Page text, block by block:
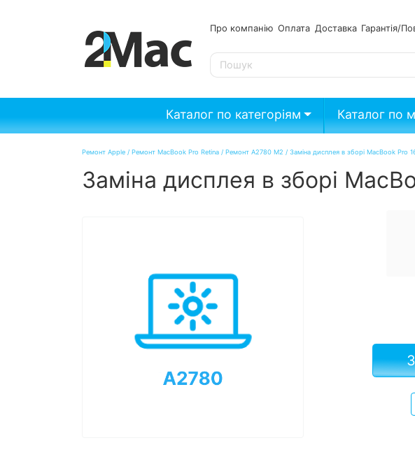
Про компанію Оплата Доставка
SE
Каталог по категоріям Каталог по
Ремонт Apple / Ремонт MacBook Pro Retina / Ремонт A2780 M2 / Заміна дисплея в зборі MacBook Pro
Заміна дисплея в зборі